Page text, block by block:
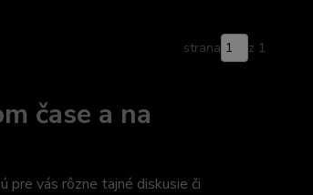
strana z 1
čase a na
pre vás rôzne tajné diskusie či